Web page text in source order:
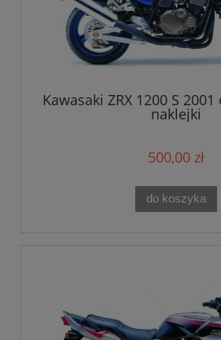
Kawasaki ZRX 1200 S
naklejki
500,00 zł
do koszyka